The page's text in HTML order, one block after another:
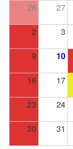
26 27
2
3
9
10
16
17
23
24
30
31